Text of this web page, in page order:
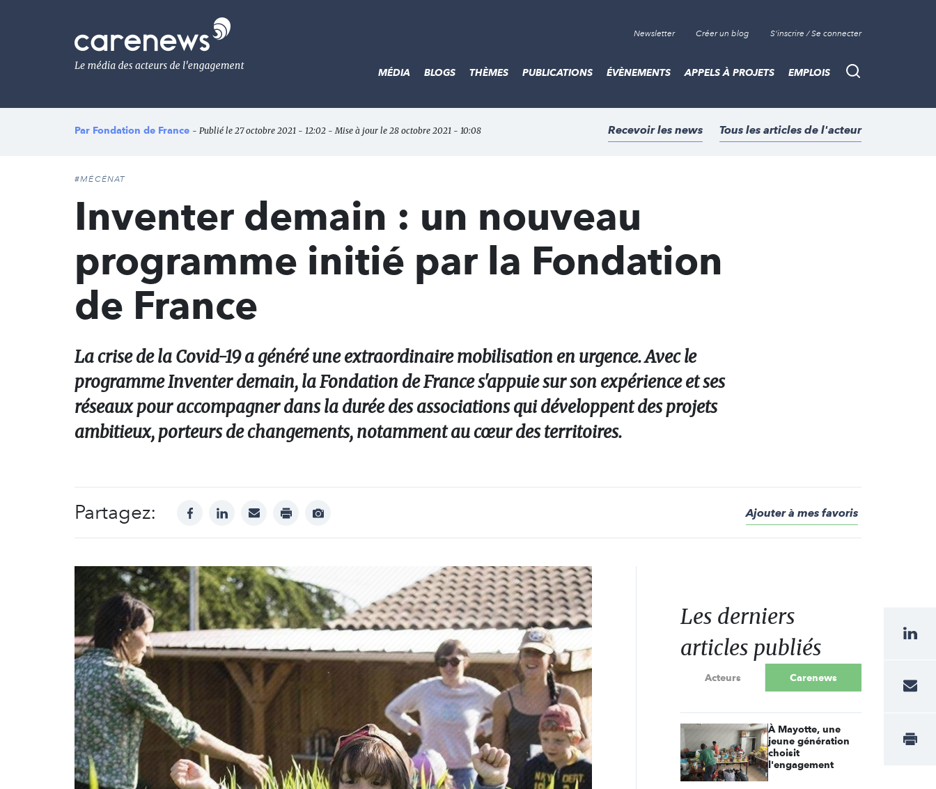
Le
média
de
l'engagement
Newsletter Créer un blog S'inscrire / Se connecter
Recherche
MÉDIA BLOGS THÈMES PUBLICATIONS ÉVÈNEMENTS APPELS À PROJETS EMPLOIS
Par Fondation de France - Publié le 27 octobre 2021 - 12:02 - Mise à jour le 28 octobre 2021 - 10:08 Recevoir les news Tous les articles de l'acteur
#MÉCÉNAT
Inventer demain : un nouveau
programme initié par la Fondation
de France
La crise de la Covid-19 a généré une extraordinaire mobilisation en urgence. Avec le
programme Inventer demain, la Fondation de France s'appuie sur son expérience et ses
réseaux pour accompagner dans la durée des associations qui développent des projets
ambitieux, porteurs de changements, notamment au cœur des territoires.
Partagez: facebooklinkedinmail print
Afficher
Ajouter à mes favoris
Les derniers
articles publiés
Acteurs Carenews
À Mayotte, une
jeune génération
choisit
l'engagement